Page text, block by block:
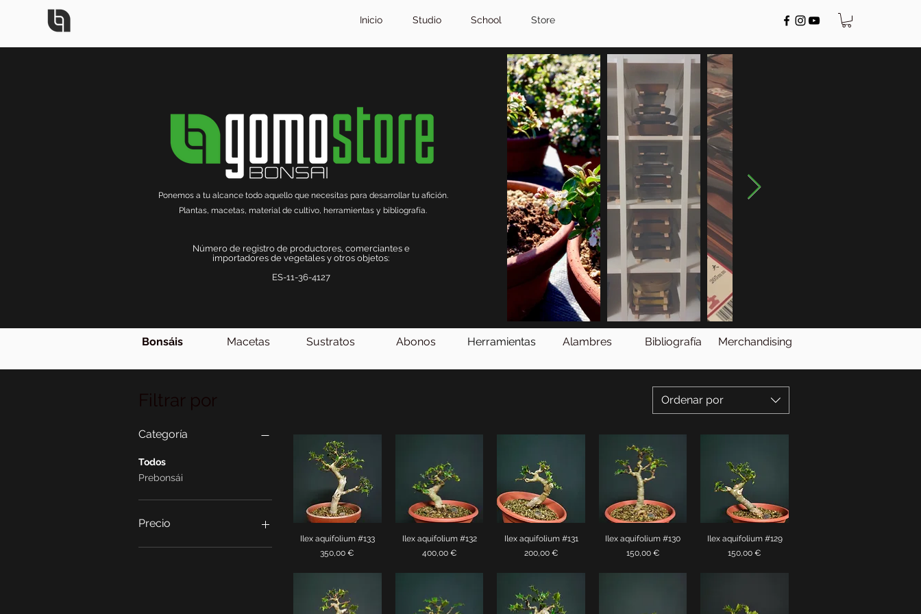
Inicio Studio School Store
Ponemos a tu alcance todo aquello que necesitas para desarrollar tu afición.
Plantas, macetas, material de cultivo, herramientas y bibliografía.
Número de registro de productores, comerciantes e
importadores de vegetales y otros objetos:
ES-11-36-4127
Bonsáis Macetas Sustratos Abonos Herramientas Alambres Bibliografía Merchandising
Filtrar por
Categoría
Todos
Prebonsái
Precio
Ordenar por
Vista rápida
Ilex aquifolium #133
Precio
350,00 €
Vista rápida
Ilex aquifolium #132
Precio
400,00 €
Vista rápida
Ilex aquifolium #131
Precio
200,00 €
Vista rápida
Ilex aquifolium #130
Precio
150,00 €
Vista rápida
Ilex aquifolium #129
Precio
150,00 €